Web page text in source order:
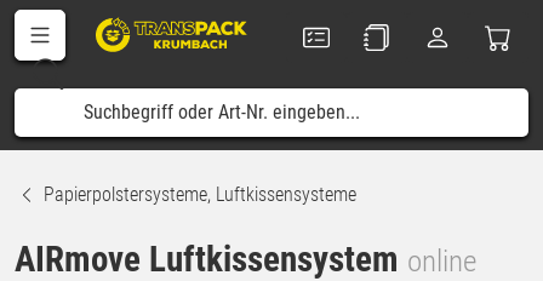
Papierpolstersysteme, Luftkissensysteme
AIRmove Luftkissensystem online